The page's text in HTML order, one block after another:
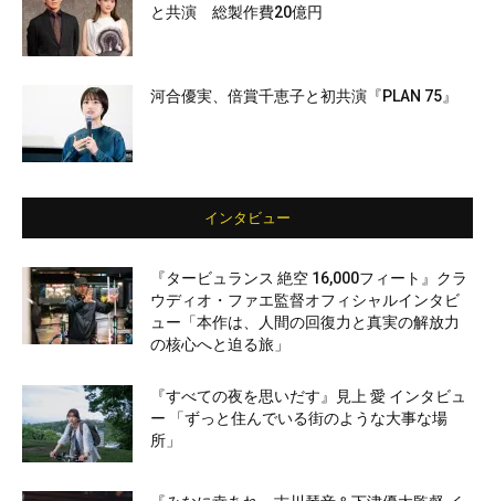
と共演 総製作費20億円
河合優実、倍賞千恵子と初共演『PLAN 75』
インタビュー
『タービュランス 絶空 16,000フィート』クラ
ウディオ・ファエ監督オフィシャルインタビ
ュー「本作は、人間の回復力と真実の解放力
の核心へと迫る旅」
『すべての夜を思いだす』見上 愛 インタビュ
ー 「ずっと住んでいる街のような大事な場
所」